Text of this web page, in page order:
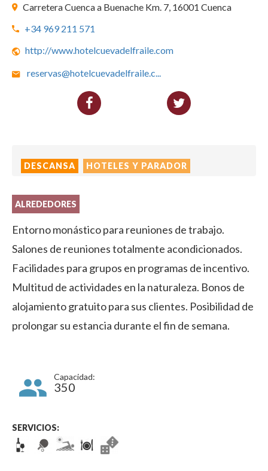
Carretera Cuenca a Buenache Km. 7, 16001 Cuenca
+34 969 211 571
http://www.hotelcuevadelfraile.com
reservas@hotelcuevadelfraile.c...
DESCANSA HOTELES Y PARADOR
ALREDEDORES
Entorno monástico para reuniones de trabajo.
Salones de reuniones totalmente acondicionados.
Facilidades para grupos en programas de incentivo.
Multitud de actividades en la naturaleza. Bonos de
alojamiento gratuito para sus clientes. Posibilidad de
prolongar su estancia durante el fin de semana.
Capacidad:
350
SERVICIOS: